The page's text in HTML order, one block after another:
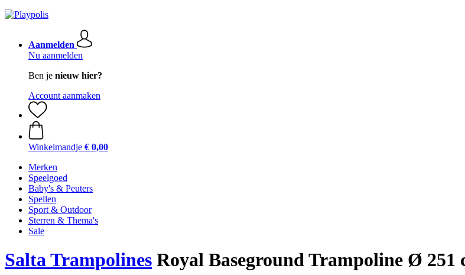
Aanmelden
Nu aanmelden
Ben je nieuw hier?
Account aanmaken
Winkelmandje € 0,00
Merken
Speelgoed
Baby's & Peuters
Spellen
Sport & Outdoor
Sterren & Thema's
Sale
Salta Trampolines Royal Baseground Trampoline Ø 251